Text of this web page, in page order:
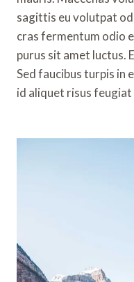
sagittis eu volutpat
cras fermentum odio
purus sit amet luctus.
Sed faucibus turpis in
id aliquet risus feugiat